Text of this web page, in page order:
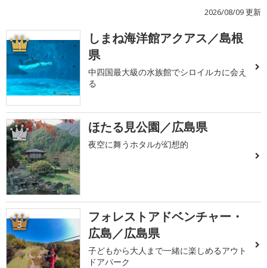
2026/08/09 更新
1
しまね海洋館アクアス／島根
県
中四国最大級の水族館でシロイルカに会え
る
2 ほたる見公園／広島県
夜空に舞うホタルが幻想的
3
フォレストアドベンチャー・
広島／広島県
子どもから大人まで一緒に楽しめるアウト
ドアパーク